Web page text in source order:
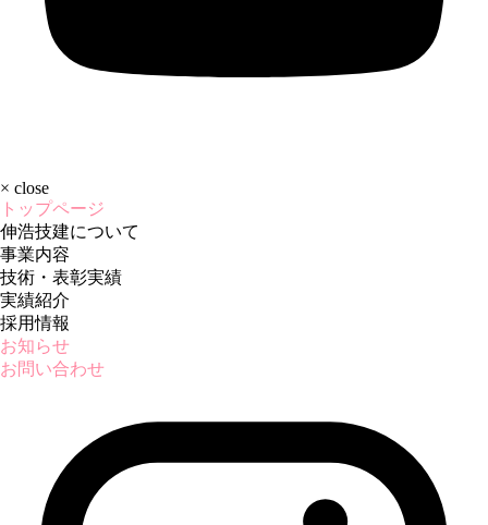
× close
トップページ
伸浩技建について
事業内容
技術・表彰実績
実績紹介
採用情報
お知らせ
お問い合わせ